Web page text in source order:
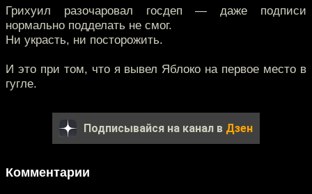
Грихуил разочаровал госдеп — даже подписи
нормально подделать не смог.
Ни украсть, ни посторожить.
И это при том, что я вывел Яблоко на первое место в
гугле.
Подписывайся на канал в Дзен
Комментарии